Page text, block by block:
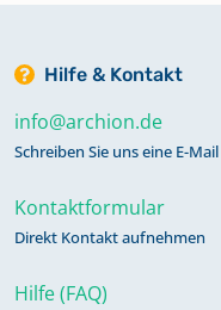
Hilfe & Kontakt
info@archion.de
Schreiben Sie uns eine E-Mail
Kontaktformular
Direkt Kontakt aufnehmen
Hilfe (FAQ)